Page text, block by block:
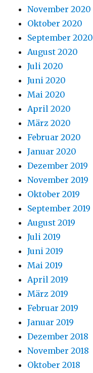
November 2020
Oktober 2020
September 2020
August 2020
Juli 2020
Juni 2020
Mai 2020
April 2020
März 2020
Februar 2020
Januar 2020
Dezember 2019
November 2019
Oktober 2019
September 2019
August 2019
Juli 2019
Juni 2019
Mai 2019
April 2019
März 2019
Februar 2019
Januar 2019
Dezember 2018
November 2018
Oktober 2018